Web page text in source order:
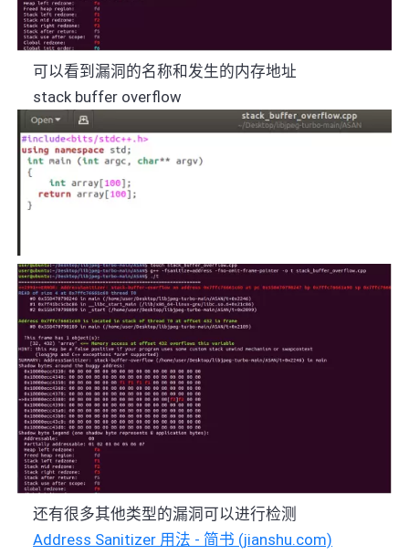
可以看到漏洞的名称和发生的内存地址
stack buffer overflow
还有很多其他类型的漏洞可以进行检测
Address Sanitizer 用法 - 简书 (jianshu.com)